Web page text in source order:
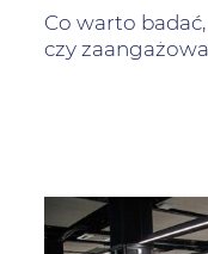
Co warto
czy